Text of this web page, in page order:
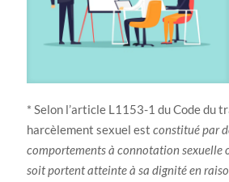
* Selon l’article L1153-1 du Code du
harcèlement sexuel est constitué par
comportements à connotation sexuelle
soit portent atteinte à sa dignité en